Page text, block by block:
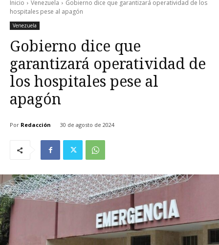
Inicio Venezuela
Gobierno dice que garantizará operatividad de los
hospitales pese al apagón
Venezuela
Gobierno dice que
garantizará operatividad de
los hospitales pese al
apagón
Por Redacción 30 de agosto de 2024